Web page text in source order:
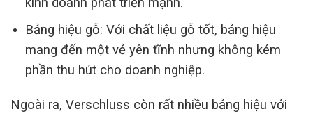
kinh doanh phát triển mạnh.
Bảng hiệu gỗ: Với chất liệu gỗ tốt, bảng hiệu
mang đến một vẻ yên tĩnh nhưng không kém
phần thu hút cho doanh nghiệp.
Ngoài ra, Verschluss còn rất nhiều bảng hiệu với